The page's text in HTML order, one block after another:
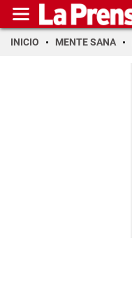
INICIO MENTE SANA